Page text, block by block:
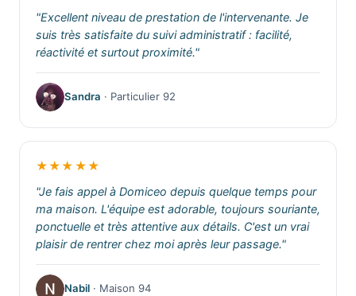
"Excellent niveau de prestation de l'intervenante. Je
suis très satisfaite du suivi administratif : facilité,
réactivité et surtout proximité."
Sandra · Particulier 92
★★★★★
"Je fais appel à Domiceo depuis quelque temps pour
ma maison. L'équipe est adorable, toujours souriante,
ponctuelle et très attentive aux détails. C'est un vrai
plaisir de rentrer chez moi après leur passage."
Nabil · Maison 94